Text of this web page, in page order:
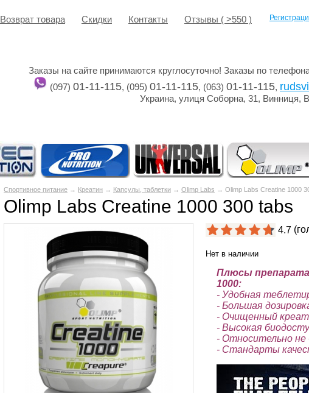
Возврат товара Cкидки Контакты
Отзывы ( >550 )
Заказы на сайте принимаются круглосуточно! Заказы по
(097) 01-11-115, (095) 01-11-115, (063) 01-11-115,
Украина, улиця Соборна, 31, Винниця,
Спортивное питание → Креатин → Капсулы, таблетки → Olimp Labs → Olimp Labs Creatine 1000
Olimp Labs Creatine 1000 300 tabs
4.7
Нет в наличии
Плюсы препарата
1000:
- Удобная
- Большая
- Очищенный
- Высокая
- Относительно не
- Стандарты